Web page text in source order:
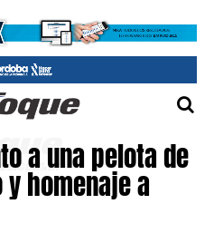
a una pelota de
homenaje a